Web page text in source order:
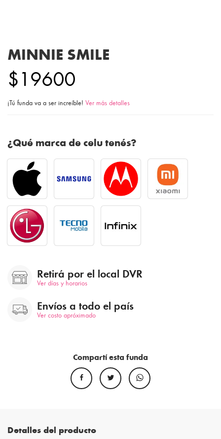
MINNIE SMILE
$19600
¡Tú funda va a ser increíble! Ver más detalles
¿Qué marca de celu tenés?
Retirá por el local DVR
Ver días y horarios
Envíos a todo el país
Ver costo apróximado
Compartí esta funda
Detalles del producto